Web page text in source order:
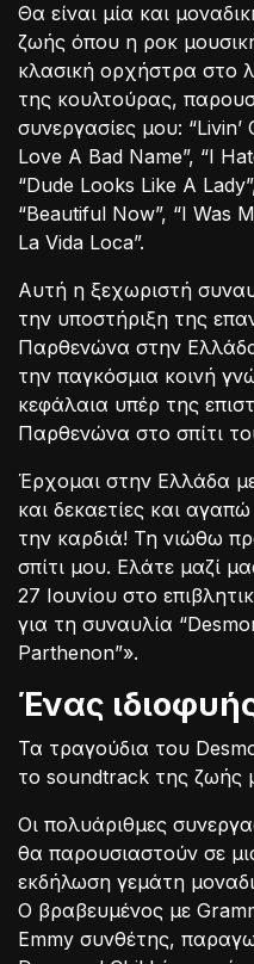
Θα είναι μία και
ζωής όπου η ροκ
κλασική ορχήστρα στο
της κουλτούρας,
συνεργασίες μου:
Love A Bad Name”, “I
“Dude Looks Like A
“Beautiful Now”, “I Was
La Vida Loca”.
Αυτή η ξεχωριστή
την υποστήριξη της
Παρθενώνα στην
την παγκόσμια κοινή
κεφάλαια υπέρ της
Παρθενώνα στο σπίτι
Έρχομαι στην Ελλάδα
και δεκαετίες και
την καρδιά! Τη νιώθω
σπίτι μου. Ελάτε μαζί
27 Ιουνίου στο
για τη συναυλία
Parthenon”».
Ένας
Τα τραγούδια του
το soundtrack της ζωής
Οι πολυάριθμες
θα παρουσιαστούν σε
εκδήλωση γεμάτη
Ο βραβευμένος με
Emmy συνθέτης,